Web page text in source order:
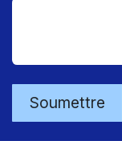
Soumettre